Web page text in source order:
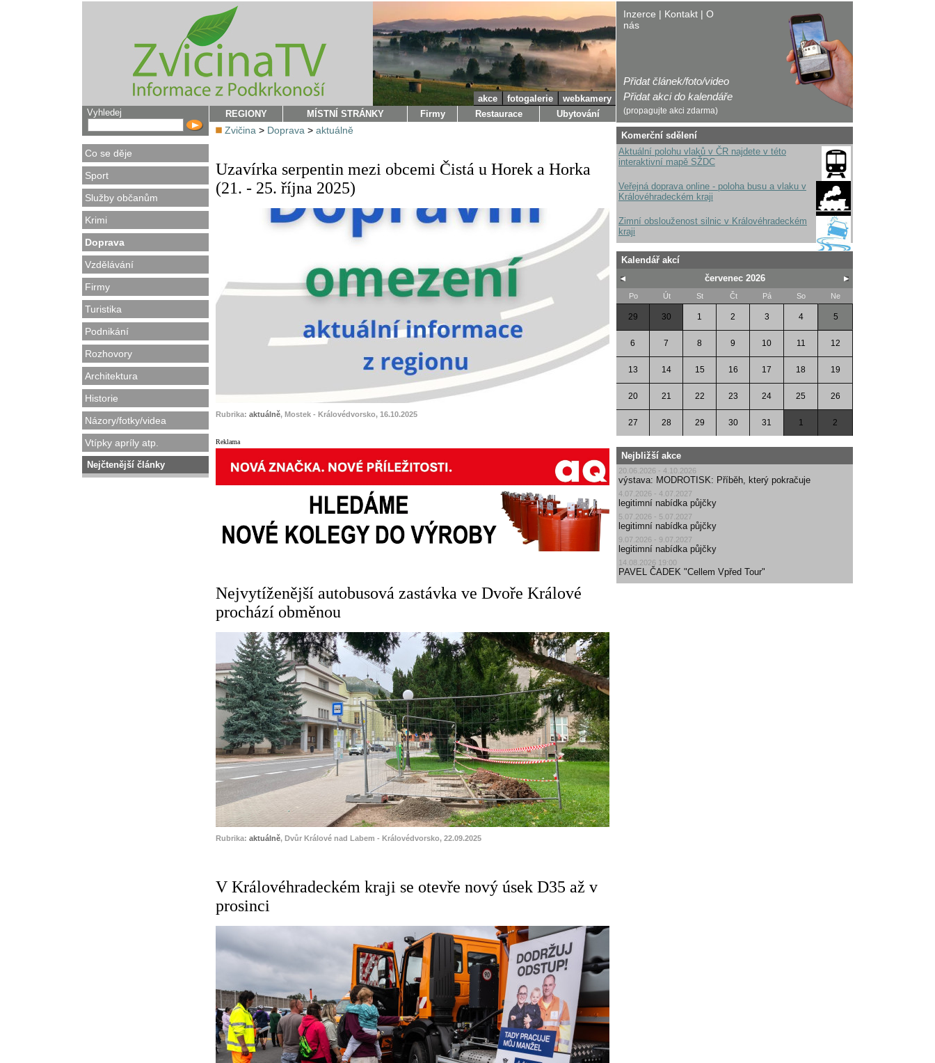
Vyhledej
Co se děje
Sport
Služby občanům
Krimi
Doprava
Vzdělávání
Firmy
Turistika
Podnikání
Rozhovory
Architektura
Historie
Názory/fotky/videa
Vtípky apríly atp.
Nejčtenější články
Inzerce | Kontakt | O
nás
Přidat článek/foto/video
Přidat akci do kalendáře
(propagujte akci zdarma)
akce fotogalerie
webkamery
REGIONY
MÍSTNÍ STRÁNKY Firmy Restaurace Ubytování
Zvičina > Doprava > aktuálně
Uzavírka serpentin mezi obcemi Čistá u Horek a Horka
(21. - 25. října 2025)
Rubrika: aktuálně, Mostek - Královédvorsko, 16.10.2025
Reklama
Nejvytíženější autobusová zastávka ve Dvoře Králové
prochází obměnou
Rubrika: aktuálně, Dvůr Králové nad Labem - Královédvorsko, 22.09.2025
V Královéhradeckém kraji se otevře nový úsek D35 až v
prosinci
Komerční sdělení
Aktuální polohu vlaků v ČR najdete v této
interaktivní mapě SŽDC
Veřejná doprava online - poloha busu a vlaku v
Královéhradeckém kraji
Zimní obslouženost silnic v Královéhradeckém
kraji
Kalendář akcí
červenec 2026
Po Út St Čt Pá So Ne
29 30 1 2 3 4 5
6 7 8 9 10 11 12
13 14 15 16 17 18 19
20 21 22 23 24 25 26
27 28 29 30 31 1 2
Nejbližší akce
20.06.2026 - 4.10.2026
výstava: MODROTISK: Příběh, který pokračuje
4.07.2026 - 4.07.2027
legitimní nabídka půjčky
5.07.2026 - 5.07.2027
legitimní nabídka půjčky
9.07.2026 - 9.07.2027
legitimní nabídka půjčky
14.08.2026 19:00
PAVEL ČADEK "Cellem Vpřed Tour"